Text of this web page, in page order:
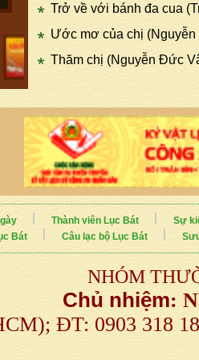
Trở về với bánh đa cua
Ước mơ của chị (Nguyễn
Thăm chị (Nguyễn Đức
Thành viên Lục Bát
Sự
Bát Câu lạc bộ Lục Bát
NHÓM
Chủ nhiệm:
ĐT: 0903 318